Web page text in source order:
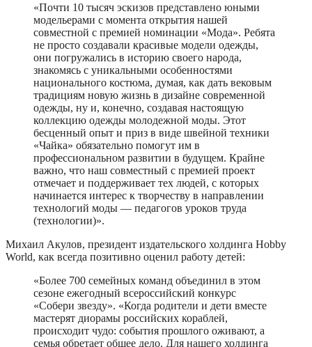
«Почти 10 тысяч эскизов представлено юными
модельерами с момента открытия нашей
совместной с премией номинации «Мода». Ребята
не просто создавали красивые модели одежды,
они погружались в историю своего народа,
знакомясь с уникальными особенностями
национального костюма, думая, как дать вековым
традициям новую жизнь в дизайне современной
одежды, ну и, конечно, создавая настоящую
коллекцию одежды молодежной моды. Этот
бесценный опыт и приз в виде швейной техники
«Чайка» обязательно помогут им в
профессиональном развитии в будущем. Крайне
важно, что наш совместный с премией проект
отмечает и поддерживает тех людей, с которых
начинается интерес к творчеству в направлении
технологий моды — педагогов уроков труда
(технологии)».
Михаил Акулов, президент издательского холдинга Hobby
World, как всегда позитивно оценил работу детей:
«Более 700 семейных команд объединил в этом
сезоне ежегодный всероссийский конкурс
«Собери звезду». «Когда родители и дети вместе
мастерят диорамы российских кораблей,
происходит чудо: события прошлого оживают, а
семья обретает общее дело. Для нашего холдинга